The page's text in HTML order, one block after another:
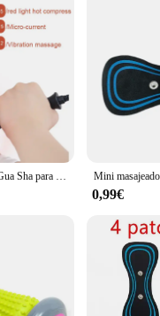
Masajeador eléctrico Gua Sha para cuerpo, herramienta para quemar grasa, raspado, adelgazamiento, meridiano, Guasha, vibración, calor infrarrojo, anticelulitis
0,99€